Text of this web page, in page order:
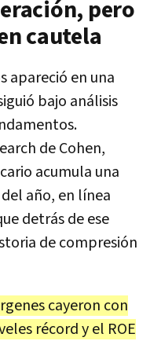
pero
cautela
apareció en una
bajo análisis
de Cohen,
acumula una
año, en línea
detrás de ese
de compresión
cayeron con
récord y el ROE